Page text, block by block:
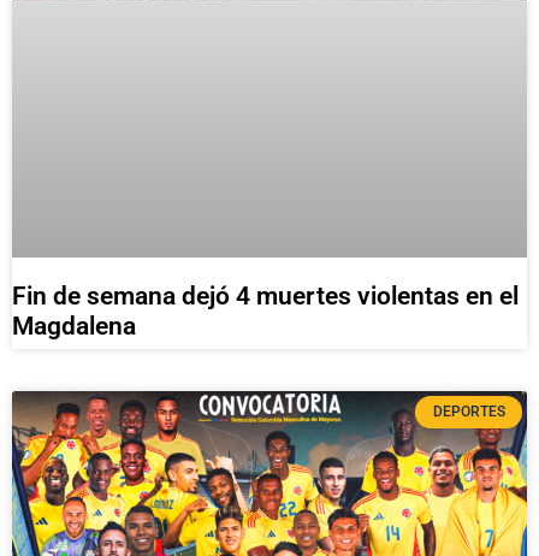
Fin de semana dejó 4 muertes violentas en el
Magdalena
DEPORTES